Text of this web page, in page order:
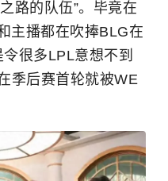
路的队伍”。毕竟在
主播都在吹捧BLG在
很多LPL意想不到
季后赛首轮就被WE